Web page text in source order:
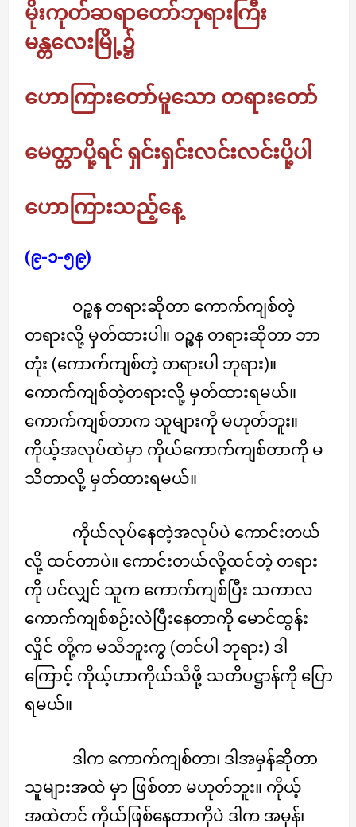
မိုးကုတ်ဆရာတော်ဘုရားကြီး
မန္တလေးမြို့၌
ဟောကြားတော်မူသော တရားတော်
မေတ္တာပို့ရင် ရှင်းရှင်းလင်းလင်းပို့ပါ
ဟောကြားသည့်နေ့
(၉-၁-၅၉)
ဝဉ္စန တရားဆိုတာ ကောက်ကျစ်တဲ့
တရားလို့ မှတ်ထားပါ။ ဝဉ္စန တရားဆိုတာ ဘာ
တုံး (ကောက်ကျစ်တဲ့ တရားပါ ဘုရား)။
ကောက်ကျစ်တဲ့တရားလို့ မှတ်ထားရမယ်။
ကောက်ကျစ်တာက သူများကို မဟုတ်ဘူး။
ကိုယ့်အလုပ်ထဲမှာ ကိုယ်ကောက်ကျစ်တာကို မ
သိတာလို့ မှတ်ထားရမယ်။
ကိုယ်လုပ်နေတဲ့အလုပ်ပဲ ကောင်းတယ်
လို့ ထင်တာပဲ။ ကောင်းတယ်လို့ထင်တဲ့ တရား
ကို ပင်လျှင် သူက ကောက်ကျစ်ပြီး သကာလ
ကောက်ကျစ်စဉ်းလဲပြီးနေတာကို မောင်ထွန်း
လှိုင် တို့က မသိဘူးကွ (တင်ပါ ဘုရား) ဒါ
ကြောင့် ကိုယ့်ဟာကိုယ်သိဖို့ သတိပဋ္ဌာန်ကို ပြော
ရမယ်။
ဒါက ကောက်ကျစ်တာ၊ ဒါအမှန်ဆိုတာ
သူများအထဲ မှာ ဖြစ်တာ မဟုတ်ဘူး။ ကိုယ့်
အထဲတင် ကိုယ်ဖြစ်နေတာကိုပဲ ဒါက အမှန်၊